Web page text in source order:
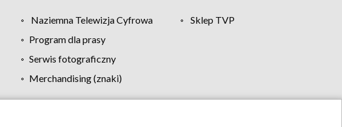
Naziemna Telewizja Cyfrowa
Sklep TVP
Program dla prasy
Serwis fotograficzny
Merchandising (znaki)